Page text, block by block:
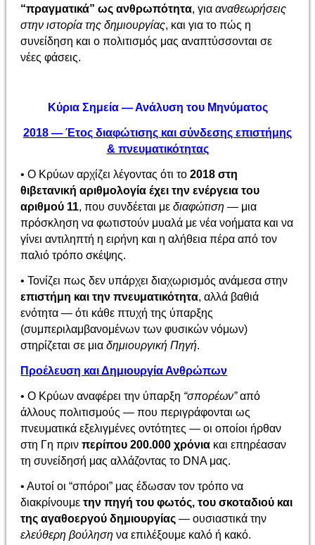
“πραγματικά” ως ανθρωπότητα, γιααναθεωρήσεις
στην ιστορία της δημιουργίας, και για το πώς η
συνείδηση και ο πολιτισμός μας αναπτύσσονται σε
νέες φάσεις.
Κύρια Σημεία — Ανάλυση του Μηνύματος
2018 — Έτος διαφώτισης και σύνδεσης επιστήμης
& πνευματικότητας
• Ο Κρύων αρχίζει λέγοντας ότι το2018 στη
θιβετανική αριθμολογία έχει την ενέργεια του
αριθμού 11, που συνδέεται μεδιαφώτιση — μια
πρόσκληση να φωτιστούν μυαλά με νέα νοήματα και να
γίνει αντιληπτή η ειρήνη και η αλήθεια πέρα από τον
παλιό τρόπο σκέψης.
• Τονίζει πως δεν υπάρχει διαχωρισμός ανάμεσα στην
επιστήμη και την πνευματικότητα, αλλά βαθιά
ενότητα — ότι κάθε πτυχή της ύπαρξης
(συμπεριλαμβανομένων των φυσικών νόμων)
στηρίζεται σε μιαδημιουργική Πηγή.
Προέλευση και Δημιουργία Ανθρώπων
• Ο Κρύων αναφέρει την ύπαρξη “σπορέων” από
άλλους πολιτισμούς — που περιγράφονται ως
πνευματικά εξελιγμένες οντότητες — οι οποίοι ήρθαν
στη Γη πρινπερίπου 200.000 χρόνια και επηρέασαν
τη συνείδησή μας αλλάζοντας το DNA μας.
• Αυτοί οι “σπόροι” μας έδωσαν τον τρόπο να
διακρίνουμετην πηγή του φωτός, του σκοταδιού και
της αγαθοεργού δημιουργίας — ουσιαστικά την
ελεύθερη βούληση να επιλέξουμε καλό ή κακό.